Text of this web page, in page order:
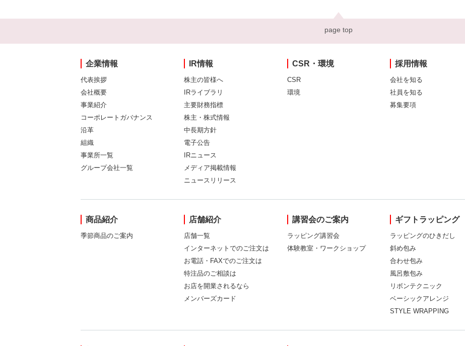
page top
企業情報
代表挨拶
会社概要
事業紹介
コーポレートガバナンス
沿革
組織
事業所一覧
グループ会社一覧
IR情報
株主の皆様へ
IRライブラリ
主要財務指標
株主・株式情報
中長期方針
電子公告
IRニュース
メディア掲載情報
ニュースリリース
CSR・環境
CSR
環境
採用情報
会社を知る
社員を知る
募集要項
商品紹介
季節商品のご案内
店舗紹介
店舗一覧
インターネットでのご注文は
お電話・FAXでのご注文は
特注品のご相談は
お店を開業されるなら
メンバーズカード
講習会のご案内
ラッピング講習会
体験教室・ワークショップ
ギフトラッピング
ラッピングのひきだし
斜め包み
合わせ包み
風呂敷包み
リボンテクニック
ベーシックアレンジ
STYLE WRAPPING